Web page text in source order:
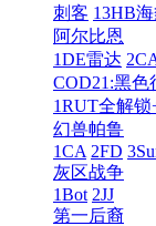
刺客 13HB
阿尔比恩
1DE雷达
COD21:黑色
1RUT全解
幻兽帕鲁
1CA 2FD
灰区战争
1Bot 2JJ
第一后裔